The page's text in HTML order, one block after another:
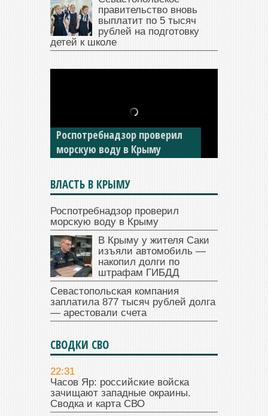
правительство вновь
выплатит по 5 тысяч
рублей на подготовку
детей к школе
Роспотребнадзор проверил
морскую воду в Крыму
В Крыму у жителя Саки
изъяли автомобиль —
накопил долги по штрафам
ГИБДД
ВЛАСТЬ В КРЫМУ
Роспотребнадзор проверил
морскую воду в Крыму
В Крыму у жителя Саки
изъяли автомобиль —
накопил долги по
штрафам ГИБДД
Севастопольская компания
заплатила 877 тысяч рублей долга
— арестовали счета
СВОДКИ СВО
22:31
Часов Яр: российские войска
зачищают западные окраины.
Сводка и карта СВО